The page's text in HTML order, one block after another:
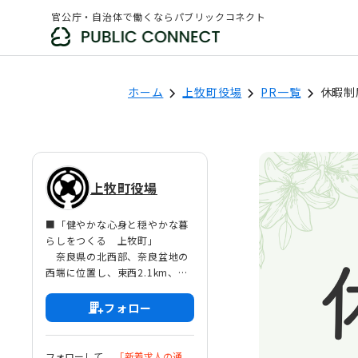
官公庁・自治体で働くならパブリックコネクト
ホーム 上牧町役場 PR一覧 休暇
上牧町役場
■「健やかな心身と穏やかな暮
らしをつくる 上牧町」
奈良県の北西部、奈良盆地の
西端に位置し、東西2.1km、南
ています。上牧町は、おだやか
な丘陵地帯が広がり、古代には
宮廷の馬が放牧されたところか
らも思いを馳せていただけるよ
フォロー